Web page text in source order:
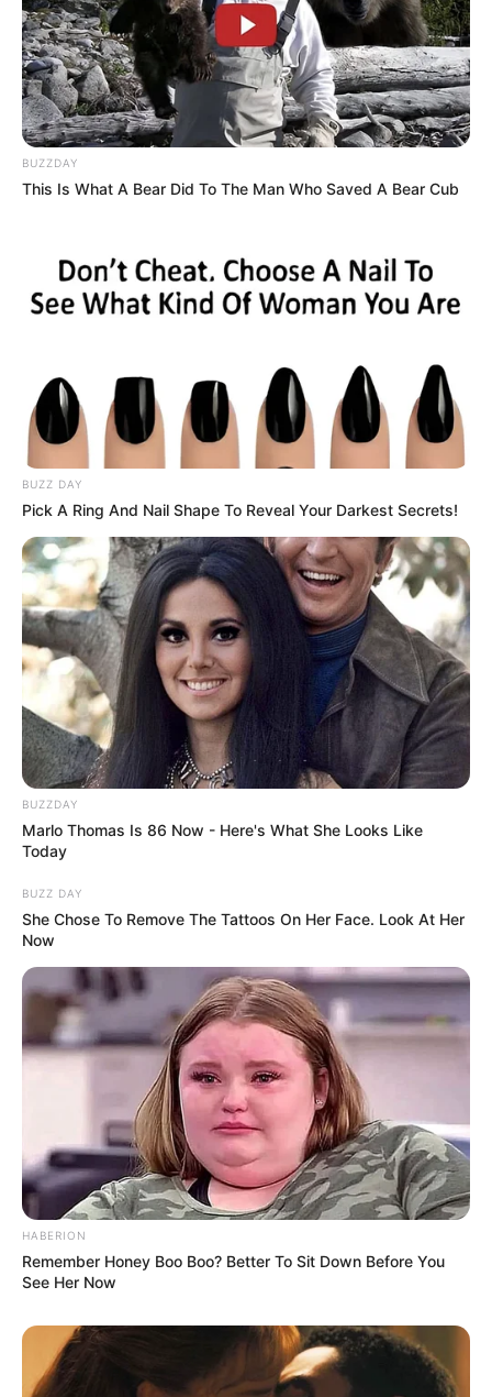
ΚΑΚΟΚΑΙΡΙΑ
ΧΑΛΚΙΔΑ ΝΕΑ
BUZZDAY
This Is What A Bear Did To The Man Who Saved A Bear Cub
BUZZ DAY
Pick A Ring And Nail Shape To Reveal Your Darkest Secrets!
BUZZDAY
Marlo Thomas Is 86 Now - Here's What She Looks Like
Today
BUZZ DAY
She Chose To Remove The Tattoos On Her Face. Look At Her
Now
HABERION
Remember Honey Boo Boo? Better To Sit Down Before You
See Her Now